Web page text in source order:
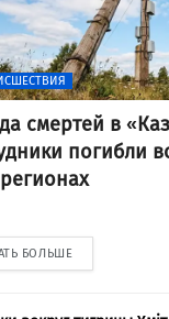
смертей в
погибли
БОЛЬШЕ